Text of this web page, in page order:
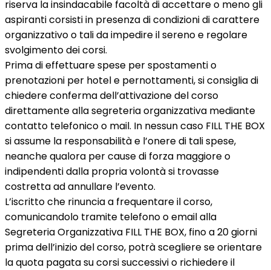
riserva la insindacabile facoltà di accettare o meno gli
aspiranti corsisti in presenza di condizioni di carattere
organizzativo o tali da impedire il sereno e regolare
svolgimento dei corsi.
Prima di effettuare spese per spostamenti o
prenotazioni per hotel e pernottamenti, si consiglia di
chiedere conferma dell’attivazione del corso
direttamente alla segreteria organizzativa mediante
contatto telefonico o mail. In nessun caso FILL THE BOX
si assume la responsabilità e l’onere di tali spese,
neanche qualora per cause di forza maggiore o
indipendenti dalla propria volontà si trovasse
costretta ad annullare l’evento.
L’iscritto che rinuncia a frequentare il corso,
comunicandolo tramite telefono o email alla
Segreteria Organizzativa FILL THE BOX, fino a 20 giorni
prima dell’inizio del corso, potrà scegliere se orientare
la quota pagata su corsi successivi o richiedere il